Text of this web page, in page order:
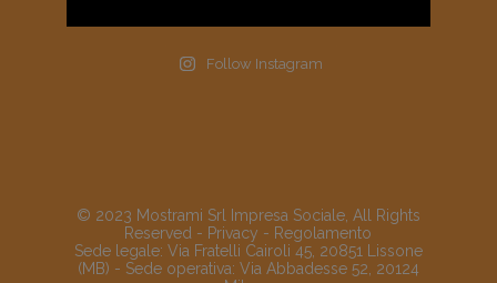
Follow Instagram
© 2023 Mostrami Srl Impresa Sociale, All Rights
Reserved - Privacy - Regolamento
Sede legale: Via Fratelli Cairoli 45, 20851 Lissone
(MB) - Sede operativa: Via Abbadesse 52, 20124